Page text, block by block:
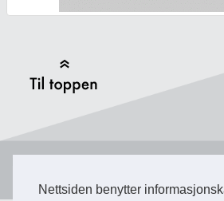
Nettsiden benytter